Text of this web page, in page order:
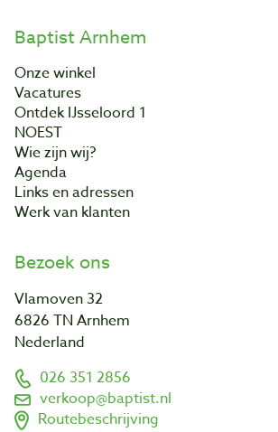
Baptist Arnhem
Onze winkel
Vacatures
Ontdek IJsseloord 1
NOEST
Wie zijn wij?
Agenda
Links en adressen
Werk van klanten
Bezoek ons
Vlamoven 32
6826 TN Arnhem
Nederland
026 351 2856
verkoop@baptist.nl
Routebeschrijving